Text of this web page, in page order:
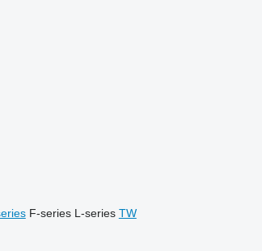
F-series L-series TW